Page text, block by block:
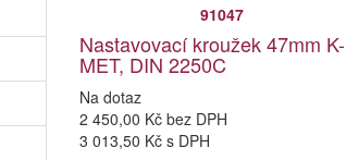
91047
Nastavovací kroužek 47mm K-
MET, DIN 2250C
Na dotaz
2 450,00 Kč bez DPH
3 013,50 Kč s DPH